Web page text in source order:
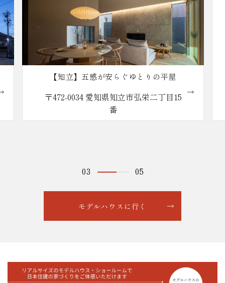
【知立】五感が安らぐゆとりの平屋
〒472-0034 愛知県知立市弘栄二丁目15
番
03 05
モデルハウスに行く